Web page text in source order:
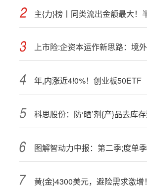
黄{金}4300美元，避险需求激增！